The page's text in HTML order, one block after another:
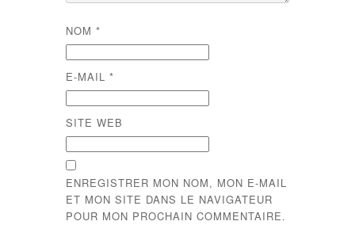
NOM *
E-MAIL *
SITE WEB
ENREGISTRER MON NOM, MON E-MAIL
ET MON SITE DANS LE NAVIGATEUR
POUR MON PROCHAIN COMMENTAIRE.